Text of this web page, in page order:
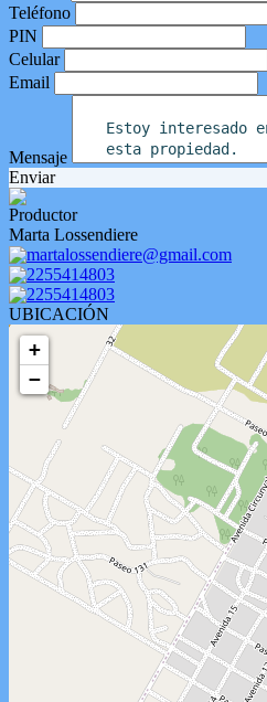
Teléfono
PIN
Celular
Email
Mensaje
Enviar
Productor
Marta Lossendiere
martalossendiere@gmail.com
2255414803
2255414803
UBICACIÓN
+
−